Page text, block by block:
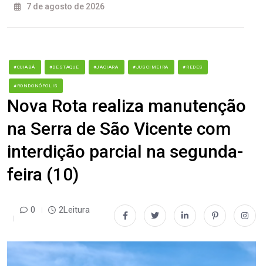
7 de agosto de 2026
#CUIABÁ #DESTAQUE #JACIARA #JUSCIMEIRA #REDES
#RONDONÓPOLIS
Nova Rota realiza manutenção
na Serra de São Vicente com
interdição parcial na segunda-
feira (10)
0 2Leitura